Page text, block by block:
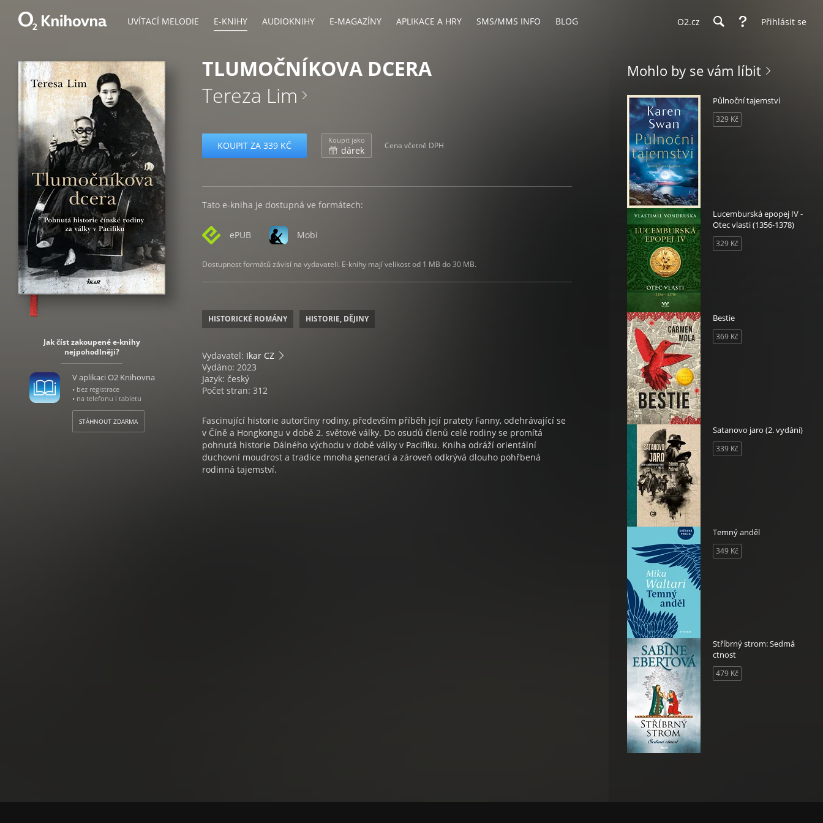
UVÍTACÍ MELODIE E-KNIHY AUDIOKNIHY E-MAGAZÍNY APLIKACE A HRY SMS/MMS INFO BLOG O2.cz Přihlásit se
Jak číst zakoupené e-knihy
nejpohodlněji?
V aplikaci O2 Knihovna
• bez registrace
• na telefonu i tabletu
STÁHNOUT ZDARMA
TLUMOČNÍKOVA DCERA
Tereza Lim
KOUPIT ZA 339 KČ Koupit jako
dárek Cena včetně DPH
Tato e-kniha je dostupná ve formátech:
ePUB Mobi
Dostupnost formátů závisí na vydavateli. E-knihy mají velikost od 1 MB do 30 MB.
HISTORICKÉ ROMÁNY HISTORIE, DĚJINY
Vydavatel: Ikar CZ
Vydáno: 2023
Jazyk: český
Počet stran: 312
Fascinující historie autorčiny rodiny, především příběh její pratety Fanny, odehrávající se
v Číně a Hongkongu v době 2. světové války. Do osudů členů celé rodiny se promítá
pohnutá historie Dálného východu v době války v Pacifiku. Kniha odráží orientální
duchovní moudrost a tradice mnoha generací a zároveň odkrývá dlouho pohřbená
rodinná tajemství.
Mohlo by se vám líbit
Půlnoční tajemství
329 Kč
Lucemburská epopej IV -
Otec vlasti (1356-1378)
329 Kč
Bestie
369 Kč
Satanovo jaro (2. vydání)
339 Kč
Temný anděl
349 Kč
Stříbrný strom: Sedmá
ctnost
479 Kč